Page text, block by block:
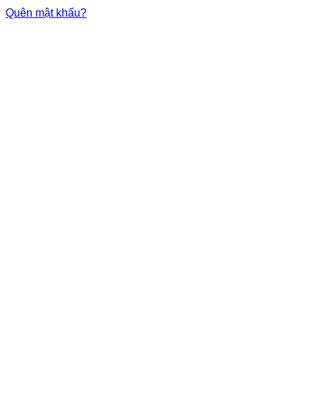
Quên mật khẩu?